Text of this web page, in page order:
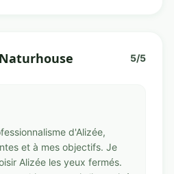
5/5
d'Alizée,
et à mes objectifs. Je
Alizée les yeux fermés.